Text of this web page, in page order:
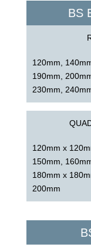
BS
120mm,
190mm,
230mm,
120mm x
150mm,
180mm x
200mm